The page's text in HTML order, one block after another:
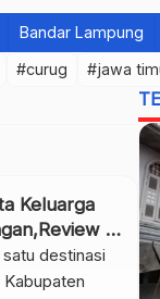
Bandar Lampung
#curug #jawa
Keluarga
&
satu destinasi